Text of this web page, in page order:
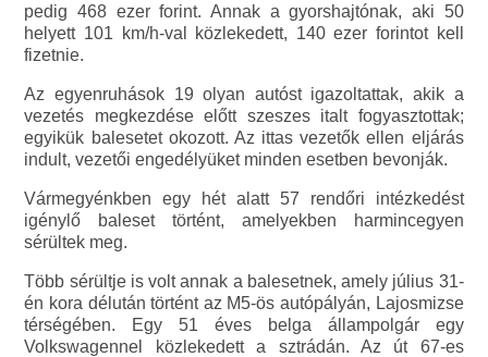
pedig 468 ezer forint. Annak a gyorshajtónak, aki 50
helyett 101 km/h-val közlekedett, 140 ezer forintot kell
fizetnie.
Az egyenruhások 19 olyan autóst igazoltattak, akik a
vezetés megkezdése előtt szeszes italt fogyasztottak;
egyikük balesetet okozott. Az ittas vezetők ellen eljárás
indult, vezetői engedélyüket minden esetben bevonják.
Vármegyénkben egy hét alatt 57 rendőri intézkedést
igénylő baleset történt, amelyekben harmincegyen
sérültek meg.
Több sérültje is volt annak a balesetnek, amely július 31-
én kora délután történt az M5-ös autópályán, Lajosmizse
térségében. Egy 51 éves belga állampolgár egy
Volkswagennel közlekedett a sztrádán. Az út 67-es